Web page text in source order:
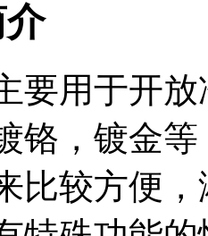
要用于开
铬，镀金
比较方便